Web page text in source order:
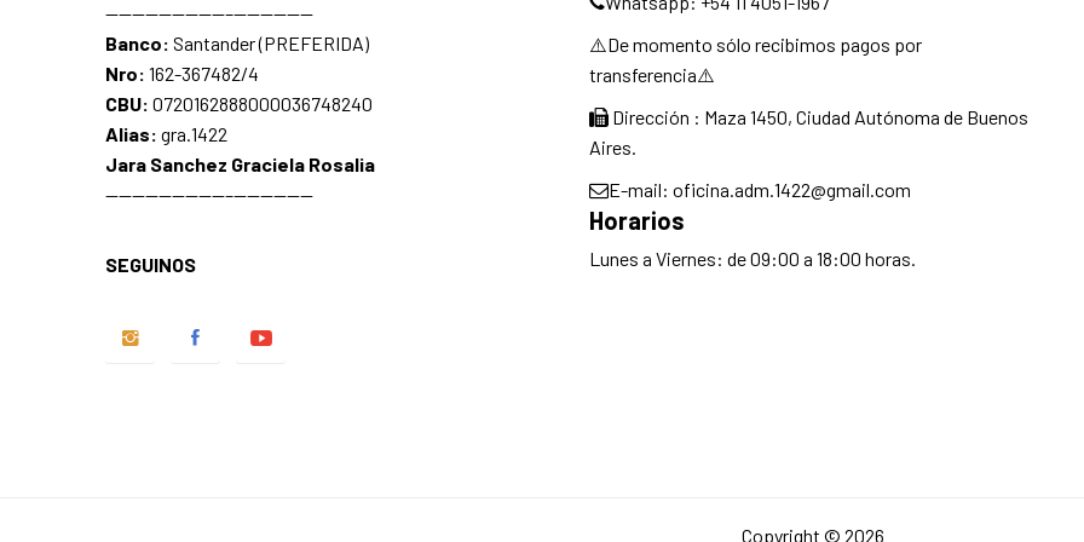
—————————–——————
Banco: Santander (PREFERIDA)
Nro: 162-367482/4
CBU: 0720162888000036748240
Alias: gra.1422
Jara Sanchez Graciela Rosalia
—————————–——————
SEGUINOS
⚠️De momento sólo recibimos pagos por
transferencia⚠️
Dirección : Maza 1450, Ciudad Autónoma de Buenos
Aires.
E-mail: oficina.adm.1422@gmail.com
Horarios
Lunes a Viernes: de 09:00 a 18:00 horas.
Copyright © 2026